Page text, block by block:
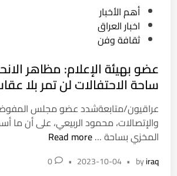
ل
ي
ا
ت
م
ه
ر
ج
ا
ن
أ
…
م
ه
ر
ج
ا
ا
e
d
n
أهم الأخبار
اخبار العراق
ثقافة وفن
عضو بهيئة الإعلام: مظاهر
ساحة الاحتفالات لن تمر بلا
عراقيون/متابعةشدد عضو مجلس
والإتصالات، محمود الربيعي، على أن ما
المخزي بساحة …ع
و
Read more
byiraq
•
2023-10-04
•
0